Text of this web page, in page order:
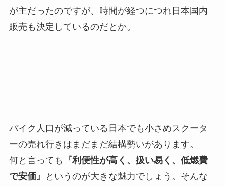
が主だったのですが、時間が経つにつれ日本国内
販売も決定しているのだとか。
バイク人口が減っている日本でも小さめスクータ
ーの売れ行きはまだまだ結構勢いがあります。
何と言っても
『利便性が高く、扱い易く、低燃費
で安価』
というのが大きな魅力でしょう。そんな